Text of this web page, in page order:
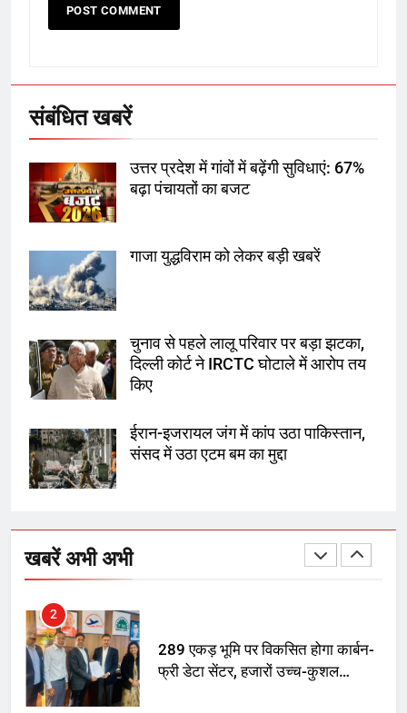
संबंधित खबरें
उत्तर प्रदेश में गांवों में बढ़ेंगी सुविधाएं: 67%
बढ़ा पंचायतों का बजट
गाजा युद्धविराम को लेकर बड़ी खबरें
चुनाव से पहले लालू परिवार पर बड़ा झटका,
दिल्ली कोर्ट ने IRCTC घोटाले में आरोप तय
किए
ईरान-इजरायल जंग में कांप उठा पाकिस्तान,
संसद में उठा एटम बम का मुद्दा
खबरें अभी अभी
7
चुनाव से पहले लालू परिवार पर बड़ा झटका,
दिल्ली कोर्ट ने IRCTC घोटाले में आरोप
8
मां को गाली पर कोर्ट का समन जारी
1
स्वरूप रानी नेहरू चिकित्सालय का
नामकरण करने की मांग को लेकर
289 एकड़ भूमि पर विकसित होगा कार्बन-
फ्री डेटा सेंटर, हजारों उच्च-कुशल
3
UP में ग्रामीण बिजली आपूर्ति से कृषि,
डेयरी, कुटीर उद्योग और स्वरोजगार को